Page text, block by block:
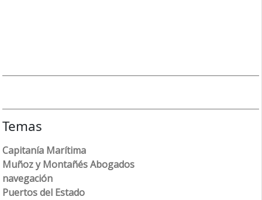
Temas
Capitanía Marítima
Muñoz y Montañés Abogados
navegación
Puertos del Estado